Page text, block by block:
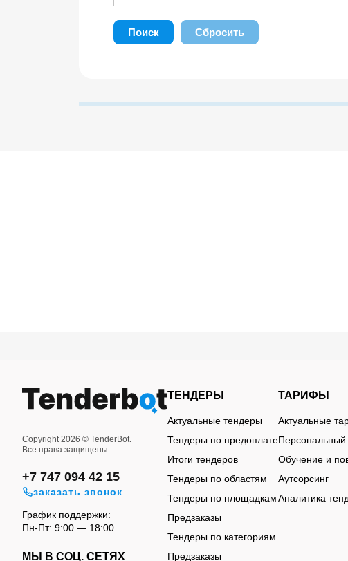
Поиск Сбросить
В закупках встречаются как отдельные позиции, так
компрессоры, балансировочные станки,
обслуживания транспорта.
Часть тендеров связана с открытием новых
категорий оборудования - от пневматических систем
обслуживание и ремонт уже используемого
Для поставщиков важно учитывать, что
другие обслуживают грузовые автомобили,
значительно отличаться по нагрузке, размерам,
Copyright 2026 © TenderBot.
Все права защищены.
+7 747 094 42 15
заказать звонок
График поддержки:
Пн-Пт: 9:00 — 18:00
МЫ В СОЦ. СЕТЯХ
ТЕНДЕРЫ
Актуальные тендеры
Тендеры по предоплате
Итоги тендеров
Тендеры по областям
Тендеры по площадкам
Предзаказы
Тендеры по категориям
Предзаказы
ТАРИФЫ
Актуальные
Персональный
Обучение и
Аутсорсинг
Аналитика